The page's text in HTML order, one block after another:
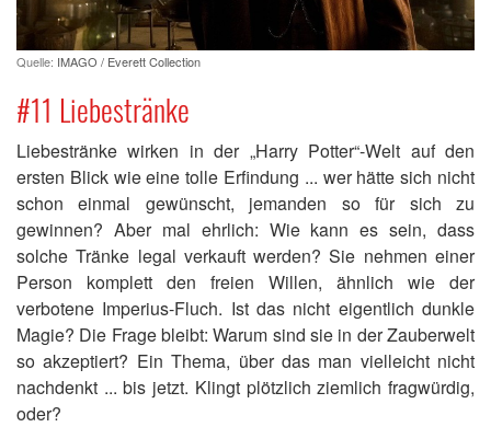
Quelle: IMAGO / Everett Collection
#11 Liebestränke
Liebestränke wirken in der „Harry Potter“-Welt auf den
ersten Blick wie eine tolle Erfindung ... wer hätte sich nicht
schon einmal gewünscht, jemanden so für sich zu
gewinnen? Aber mal ehrlich: Wie kann es sein, dass
solche Tränke legal verkauft werden? Sie nehmen einer
Person komplett den freien Willen, ähnlich wie der
verbotene Imperius-Fluch. Ist das nicht eigentlich dunkle
Magie? Die Frage bleibt: Warum sind sie in der Zauberwelt
so akzeptiert? Ein Thema, über das man vielleicht nicht
nachdenkt ... bis jetzt. Klingt plötzlich ziemlich fragwürdig,
oder?